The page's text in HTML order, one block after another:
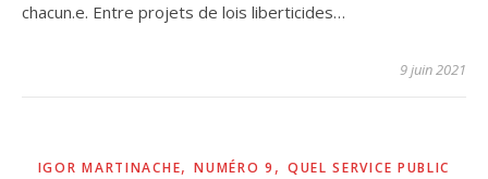
chacun.e. Entre projets de lois liberticides…
9 juin 2021
IGOR MARTINACHE,NUMÉRO 9 , QUEL SERVICE PUBLIC